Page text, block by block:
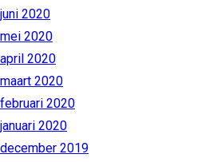
juni 2020
mei 2020
april 2020
maart 2020
februari 2020
januari 2020
december 2019